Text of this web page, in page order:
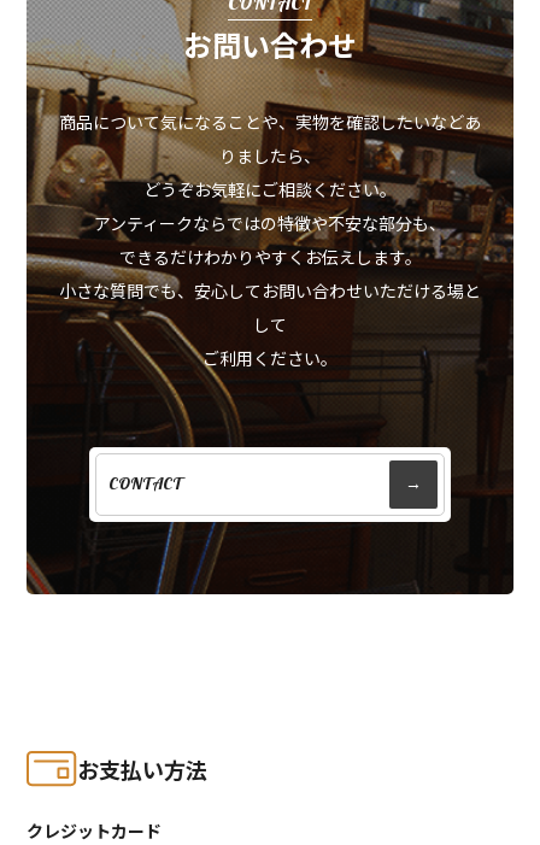
お問い合わせ
商品について気になることや、実物を確認したいなどあ
りましたら、
どうぞお気軽にご相談ください。
アンティークならではの特徴や不安な部分も、
できるだけわかりやすくお伝えします。
小さな質問でも、安心してお問い合わせいただける場と
して
ご利用ください。
CONTACT →
お支払い方法
クレジットカード